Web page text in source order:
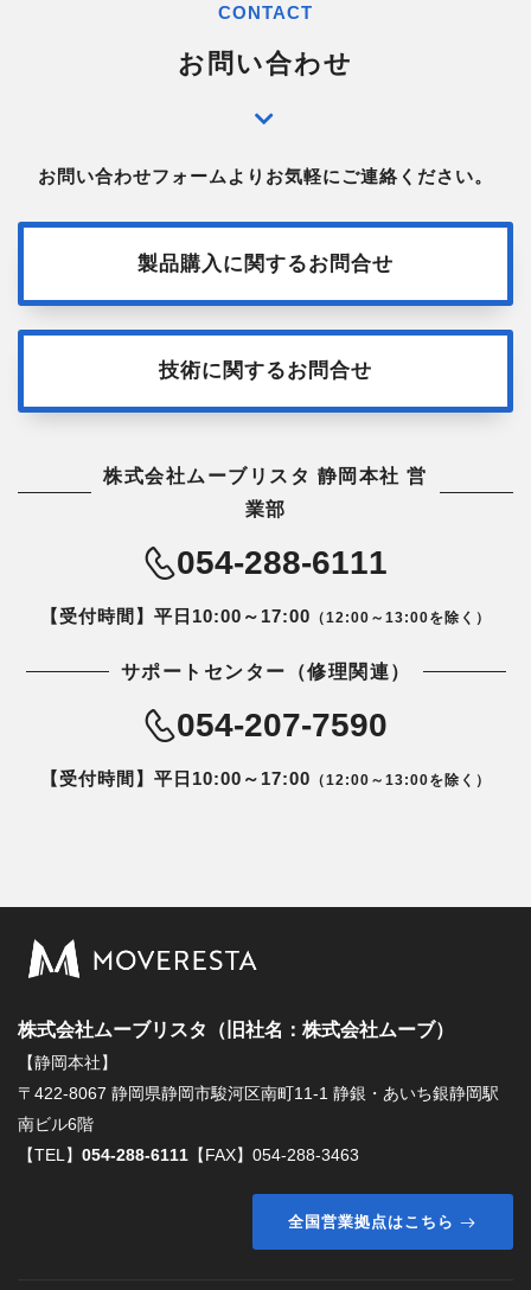
CONTACT
お問い合わせ
お問い合わせフォームよりお気軽にご連絡ください。
製品購入に関するお問合せ
技術に関するお問合せ
株式会社ムーブリスタ 静岡本社 営
業部
054-288-6111
【受付時間】平日10:00～17:00 （12:00～13:00を除く）
サポートセンター（修理関連）
054-207-7590
【受付時間】平日10:00～17:00 （12:00～13:00を除く）
株式会社ムーブリスタ（旧社名：株式会社ムーブ）
【静岡本社】
〒422-8067 静岡県静岡市駿河区南町11-1 静銀・あいち銀静岡駅
南ビル6階
【TEL】 054-288-6111 【FAX】054-288-3463
全国営業拠点はこちら